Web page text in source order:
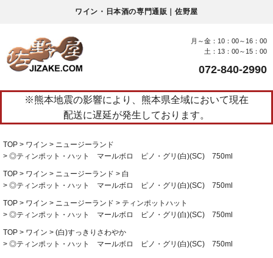
ワイン・日本酒の専門通販｜佐野屋
月～金：10：00～16：00
土：13：00～15：00
072-840-2990
※熊本地震の影響により、熊本県全域において現在
配送に遅延が発生しております。
TOP ワイン
ニュージーランド
◎ティンポット・ハット マールボロ ピノ・グリ(白)(SC) 750ml
TOP ワイン ニュージーランド
白
◎ティンポット・ハット マールボロ ピノ・グリ(白)(SC) 750ml
TOP ワイン ニュージーランド
ティンポットハット
◎ティンポット・ハット マールボロ ピノ・グリ(白)(SC) 750ml
TOP ワイン
(白)すっきりさわやか
◎ティンポット・ハット マールボロ ピノ・グリ(白)(SC) 750ml